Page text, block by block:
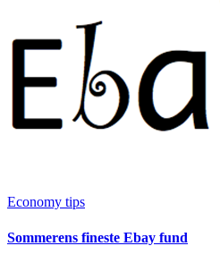
Economy tips
Sommerens fineste Ebay fund